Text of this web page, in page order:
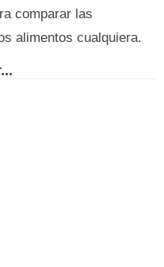
comparar las
alimentos cualquiera.